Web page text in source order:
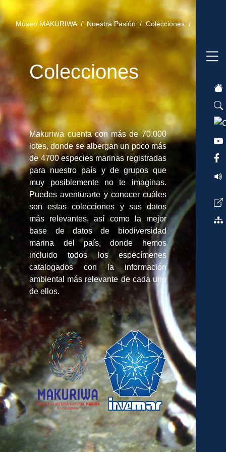
Museo MAKURIWA / Nuestra Pasión /Colecciones /
Colecciones
Makuriwa cuenta con más de 70.000
lotes, donde se albergan un poco más
de 4700 especies marinas registradas
para nuestro país y de grupos que
muy posiblemente no te imaginas.
Puedes aventurarte y conocer cuáles
son estas colecciones y sus datos
más relevantes, así como la mejor
base de datos de biodiversidad
marina del país, donde hemos
incluido todos los especímenes
catalogados con la información
ambiental más relevante de cada uno
de ellos.